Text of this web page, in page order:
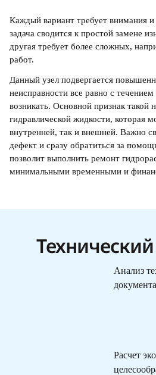
Каждый вариант требует внимания
задача сводится к простой замене
другая требует более сложных,
работ.
Данный узел подвергается
неисправности все равно с
возникать. Основной признак такой
гидравлической жидкости, которая
внутренней, так и внешней. Важно
дефект и сразу обратиться за
позволит выполнить ремонт
минимальными временными и
Анализ
Расчет